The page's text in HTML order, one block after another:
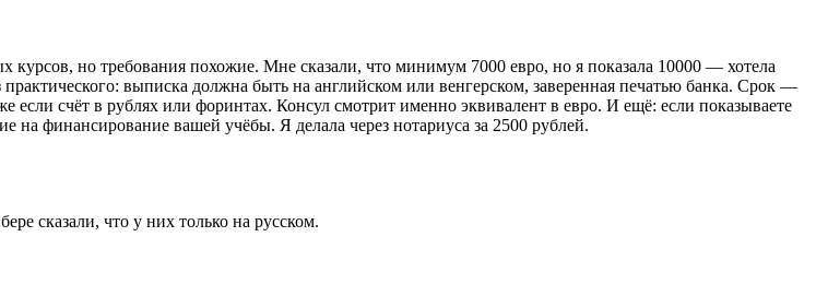
курсов, но требования похожие. Мне сказали, что минимум 7000 евро, но я показала 10000 — хотела
выписка должна быть на английском или венгерском, заверенная печатью банка. Срок —
если счёт в рублях или форинтах. Консул смотрит именно эквивалент в евро. И ещё: если показываете
на финансирование вашей учёбы. Я делала через нотариуса за 2500 рублей.
сказали, что у них только на русском.